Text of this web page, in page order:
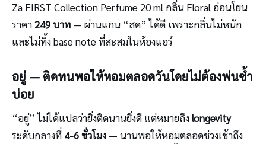
Za FIRST Collection Perfume 20 ml กลิ่น Floral อ่อนโยน
ราคา249 บาท — ผ่านแกน “สด” ได้ดี เพราะกลิ่นไม่หนัก
และไม่ทิ้ง base note ที่สะสมในห้องแอร์
อยู่ — ติดทนพอให้หอมตลอดวันโดยไม่ต้องพ่นซ้ำ
บ่อย
“อยู่” ไม่ได้แปลว่ายิ่งติดนานยิ่งดี แต่หมายถึงlongevity
ระดับกลางที่ 4-6 ชั่วโมง — นานพอให้หอมตลอดช่วงเช้าถึง